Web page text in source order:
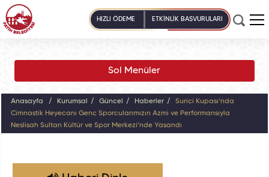
HIZLI ÖDEME ETKİNLİK BAŞVURULARI
Sol Menüler
Anasayfa Kurumsal Güncel Haberler
Suriçi Kupası'nda
Cimnastik Heyecanı Genç Sporcularımızın Azmi ve Performansıyla
Neslişah Sultan Kültür ve Spor Merkezi'nde Yaşandı